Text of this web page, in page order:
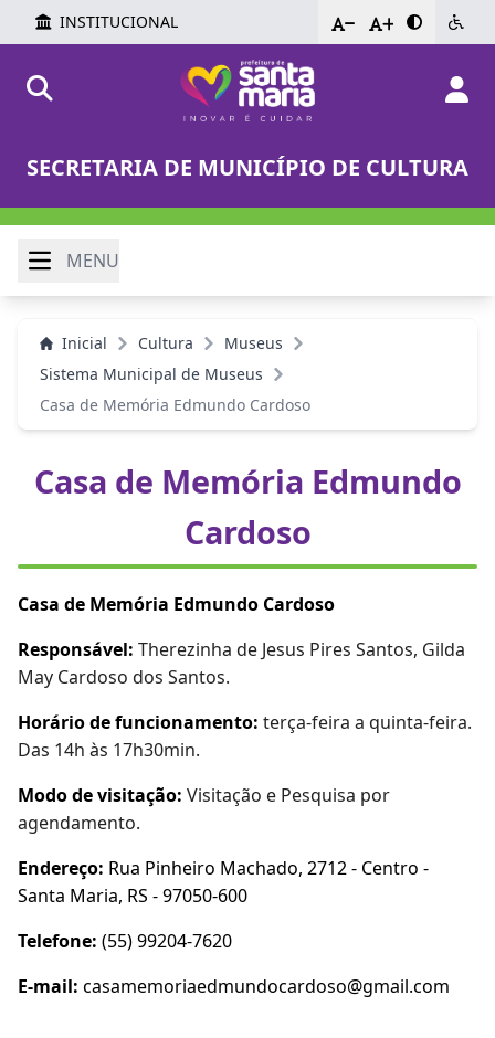
INSTITUCIONAL - +
SECRETARIA DE MUNICÍPIO DE CULTURA
MENU
Inicial Cultura
Museus
Sistema Municipal de Museus
Casa de Memória Edmundo Cardoso
Casa de Memória Edmundo
Cardoso
Casa de Memória Edmundo Cardoso
Responsável: Therezinha de Jesus Pires Santos, Gilda
May Cardoso dos Santos.
Horário de funcionamento: terça-feira a quinta-feira.
Das 14h às 17h30min.
Modo de visitação: Visitação e Pesquisa por
agendamento.
Endereço: Rua Pinheiro Machado, 2712 - Centro -
Santa Maria, RS - 97050-600
Telefone: (55) 99204-7620
E-mail: casamemoriaedmundocardoso@gmail.com